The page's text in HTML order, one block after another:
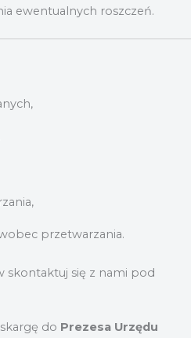
ewentualnych roszczeń.
przetwarzania.
skontaktuj się z nami pod
do Prezesa Urzędu